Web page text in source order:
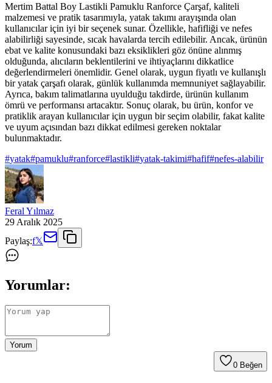
Mertim Battal Boy Lastikli Pamuklu Ranforce Çarşaf, kaliteli
malzemesi ve pratik tasarımıyla, yatak takımı arayışında olan
kullanıcılar için iyi bir seçenek sunar. Özellikle, hafifliği ve nefes
alabilirliği sayesinde, sıcak havalarda tercih edilebilir. Ancak, ürünün
ebat ve kalite konusundaki bazı eksiklikleri göz önüne alınmış
olduğunda, alıcıların beklentilerini ve ihtiyaçlarını dikkatlice
değerlendirmeleri önemlidir. Genel olarak, uygun fiyatlı ve kullanışlı
bir yatak çarşafı olarak, günlük kullanımda memnuniyet sağlayabilir.
Ayrıca, bakım talimatlarına uyulduğu takdirde, ürünün kullanım
ömrü ve performansı artacaktır. Sonuç olarak, bu ürün, konfor ve
pratiklik arayan kullanıcılar için uygun bir seçim olabilir, fakat kalite
ve uyum açısından bazı dikkat edilmesi gereken noktalar
bulunmaktadır.
#yatak#pamuklu#ranforce#lastikli#yatak-takimi#hafif#nefes-alabilir
Feral Yılmaz
29 Aralık 2025
Paylaş:f𝕏
Yorumlar:
Yorum
0 Beğen